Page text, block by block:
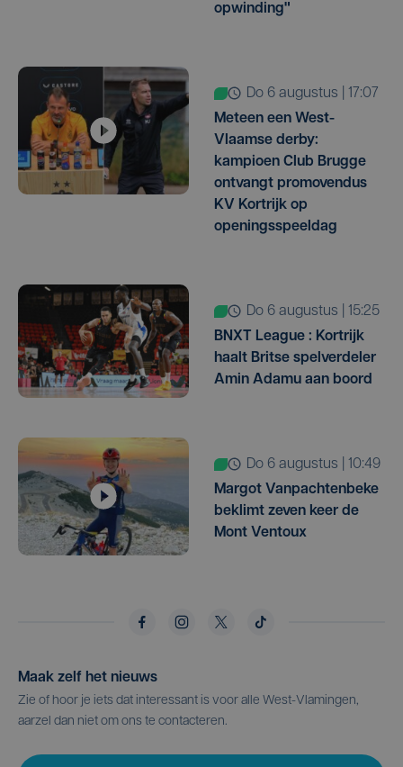
opwinding"
do 6 augustus | 17:07
Meteen een West-
Vlaamse derby:
kampioen Club Brugge
ontvangt promovendus
KV Kortrijk op
openingsspeeldag
do 6 augustus | 15:25
BNXT League : Kortrijk
haalt Britse spelverdeler
Amin Adamu aan boord
do 6 augustus | 10:49
Margot Vanpachtenbeke
beklimt zeven keer de
Mont Ventoux
Maak zelf het nieuws
Zie of hoor je iets dat interessant is voor alle West-Vlamingen,
aarzel dan niet om ons te contacteren.